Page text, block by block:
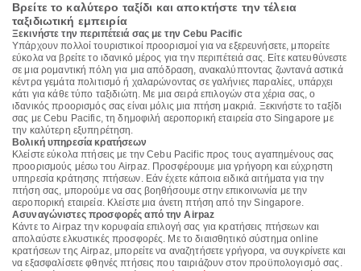
Βρείτε το καλύτερο ταξίδι και αποκτήστε την τέλεια
ταξιδιωτική εμπειρία
Ξεκινήστε την περιπέτειά σας με την Cebu Pacific
Υπάρχουν πολλοί τουριστικοί προορισμοί για να εξερευνήσετε, μπορείτε
εύκολα να βρείτε το ιδανικό μέρος για την περιπέτειά σας. Είτε κατευθύνεστε
σε μια ρομαντική πόλη για μια απόδραση, ανακαλύπτοντας ζωντανά αστικά
κέντρα γεμάτα πολιτισμό ή χαλαρώνοντας σε γαλήνιες παραλίες, υπάρχει
κάτι για κάθε τύπο ταξιδιώτη. Με μια σειρά επιλογών στα χέρια σας, ο
ιδανικός προορισμός σας είναι μόλις μια πτήση μακριά. Ξεκινήστε το ταξίδι
σας με Cebu Pacific, τη δημοφιλή αεροπορική εταιρεία στο Singapore με
την καλύτερη εξυπηρέτηση.
Βολική υπηρεσία κρατήσεων
Κλείστε εύκολα πτήσεις με την Cebu Pacific προς τους αγαπημένους σας
προορισμούς μέσω του Airpaz. Προσφέρουμε μια γρήγορη και εύχρηστη
υπηρεσία κράτησης πτήσεων. Εάν έχετε κάποια ειδικά αιτήματα για την
πτήση σας, μπορούμε να σας βοηθήσουμε στην επικοινωνία με την
αεροπορική εταιρεία. Κλείστε μια άνετη πτήση από την Singapore.
Ασυναγώνιστες προσφορές από την Airpaz
Κάντε το Airpaz την κορυφαία επιλογή σας για κρατήσεις πτήσεων και
απολαύστε ελκυστικές προσφορές. Με το διαισθητικό σύστημα online
κρατήσεων της Airpaz, μπορείτε να αναζητήσετε γρήγορα, να συγκρίνετε και
να εξασφαλίσετε φθηνές πτήσεις που ταιριάζουν στον προϋπολογισμό σας.